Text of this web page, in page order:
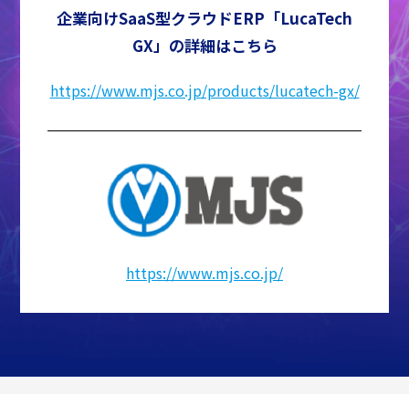
企業向けSaaS型クラウドERP「LucaTech
GX」の詳細はこちら
https://www.mjs.co.jp/products/lucatech-gx/
https://www.mjs.co.jp/